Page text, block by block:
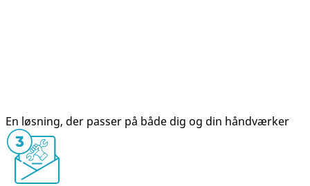
En løsning, der passer på både dig og din håndværker